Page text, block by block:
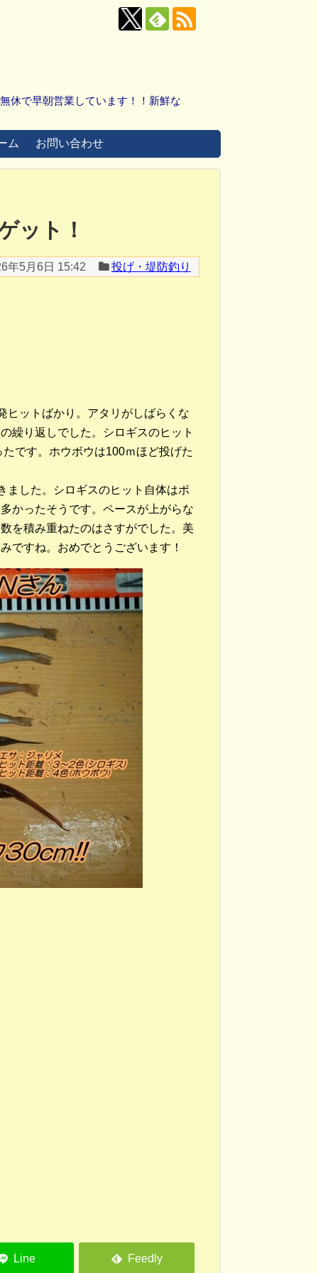
休で早朝営業しています！！新鮮な
ム お問い合わせ
ット！
年5月6日 15:42 投げ・堤防釣り
ヒットばかり。アタリがしばらくな
繰り返しでした。シロギスのヒット
です。ホウボウは100ｍほど投げた
ました。シロギスのヒット自体はポ
かったそうです。ペースが上がらな
を積み重ねたのはさすがでした。美
ですね。おめでとうございます！